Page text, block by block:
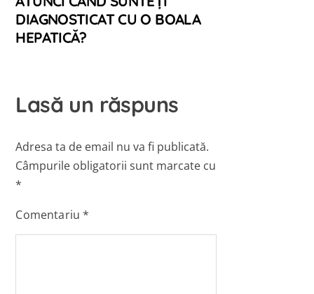
DIAGNOSTICAT CU O BOALA
HEPATICĂ?
Lasă un răspuns
Adresa ta de email nu va fi publicată.
Câmpurile obligatorii sunt marcate cu
*
Comentariu*